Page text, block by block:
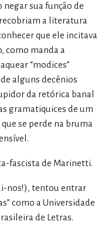
sua função de
a literatura
que ele incitava
como manda a
“modices”
alguns decênios
da retórica banal
gramatiquices de um
se perde na bruma
fascista de Marinetti.
nos!), tentou entrar
como a Universidade
de Letras.